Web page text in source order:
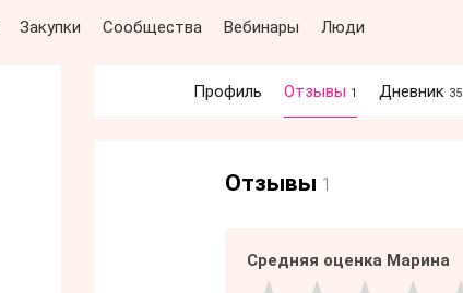
Закупки Сообщества Вебинары Люди
Профиль Отзывы 1 Дневник 35
Отзывы 1
Средняя оценка Марина